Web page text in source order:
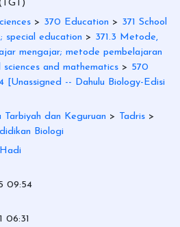
> 370 Education > 371 School
special education > 371.3 Metode,
mengajar; metode pembelajaran
and mathematics > 570
[Unassigned -- Dahulu Biology-Edisi
Tarbiyah dan Keguruan > Tadris >
Biologi
09:54
06:31